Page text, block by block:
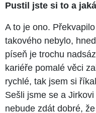
Pustil jste si to a
A to je ono.
takového nebylo,
píseň je trochu
kariéře pomalé věci
rychlé, tak jsem si
Sešli jsme se a
nebude zdát dobré,